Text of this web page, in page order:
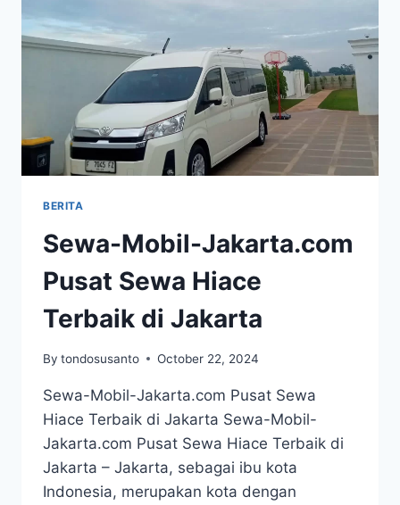
BERITA
Sewa-Mobil-Jakarta.com
Pusat Sewa Hiace
Terbaik di Jakarta
By tondosusanto October 22, 2024
Sewa-Mobil-Jakarta.com Pusat Sewa
Hiace Terbaik di Jakarta Sewa-Mobil-
Jakarta.com Pusat Sewa Hiace Terbaik di
Jakarta – Jakarta, sebagai ibu kota
Indonesia, merupakan kota dengan